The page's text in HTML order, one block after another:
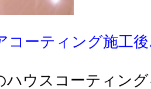
コーティング施工後
ハウスコーティン